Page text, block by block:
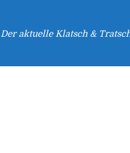
Der aktuelle Klatsch &